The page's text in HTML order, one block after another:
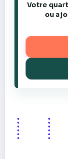
Votre
ou
🎨 🎭
🎶 🎉
👑 📖
🎊 📖
🏮 🎺